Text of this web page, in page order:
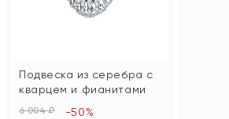
Подвеска из серебра с
кварцем и фианитами
6 004 ₽ -50%